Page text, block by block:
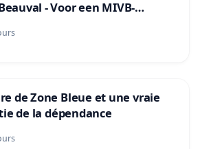
- Voor een MIVB-
wijken Strombeek en Het
de Zone Bleue et une vraie
de la dépendance